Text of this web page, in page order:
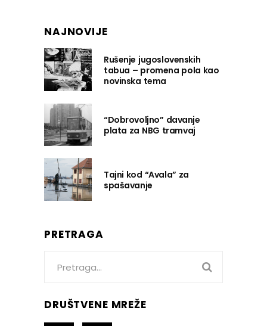
NAJNOVIJE
Rušenje jugoslovenskih
tabua – promena pola kao
novinska tema
“Dobrovoljno” davanje
plata za NBG tramvaj
Tajni kod “Avala” za
spašavanje
PRETRAGA
DRUŠTVENE MREŽE